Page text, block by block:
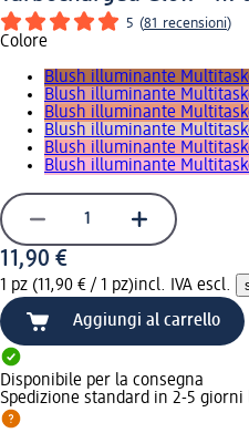
5 (81 recensioni)
Colore
Blush illuminante
Blush illuminante
Blush illuminante
Blush illuminante
Blush illuminante
Blush illuminante
11,90 €
1 pz (11,90 € / 1 pz)incl. IVA escl.
Aggiungi al carrello
Disponibile per la consegna
Spedizione standard in 2-5 giorni